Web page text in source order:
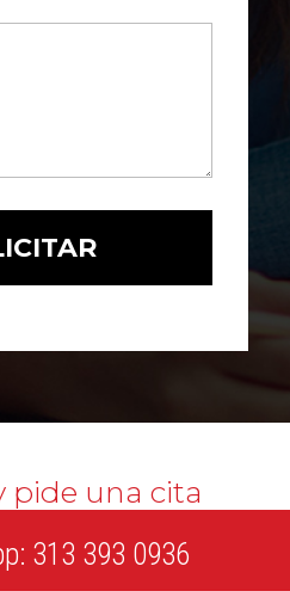
pide una cita
313 393 0936